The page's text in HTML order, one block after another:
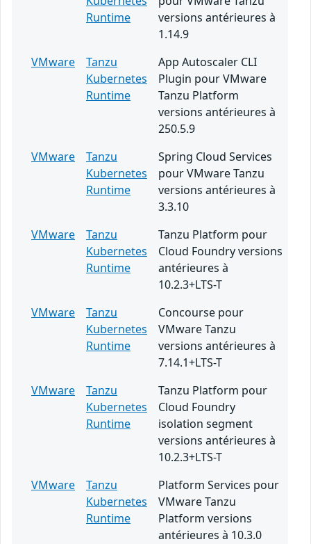
Runtime
versions antérieures à
1.14.9
VMware
Tanzu
Kubernetes
Runtime
App Autoscaler CLI
Plugin pour VMware
Tanzu Platform
versions antérieures à
250.5.9
VMware
Tanzu
Kubernetes
Runtime
Spring Cloud Services
pour VMware Tanzu
versions antérieures à
3.3.10
VMware
Tanzu
Kubernetes
Runtime
Tanzu Platform pour
Cloud Foundry versions
antérieures à
10.2.3+LTS-T
VMware
Tanzu
Kubernetes
Runtime
Concourse pour
VMware Tanzu
versions antérieures à
7.14.1+LTS-T
VMware
Tanzu
Kubernetes
Runtime
Tanzu Platform pour
Cloud Foundry
isolation segment
versions antérieures à
10.2.3+LTS-T
VMware
Tanzu
Kubernetes
Runtime
Platform Services pour
VMware Tanzu
Platform versions
antérieures à 10.3.0